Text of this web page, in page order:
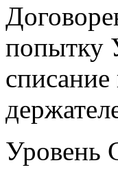
попытку
Уровень